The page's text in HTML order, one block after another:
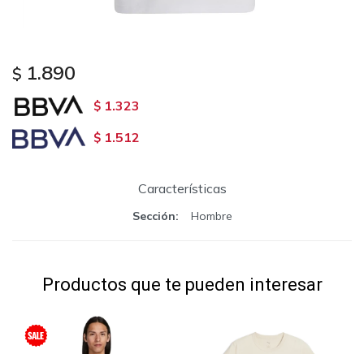
$ 1.890
$ 1.323
$ 1.512
Características
Sección Hombre
Productos que te pueden interesar